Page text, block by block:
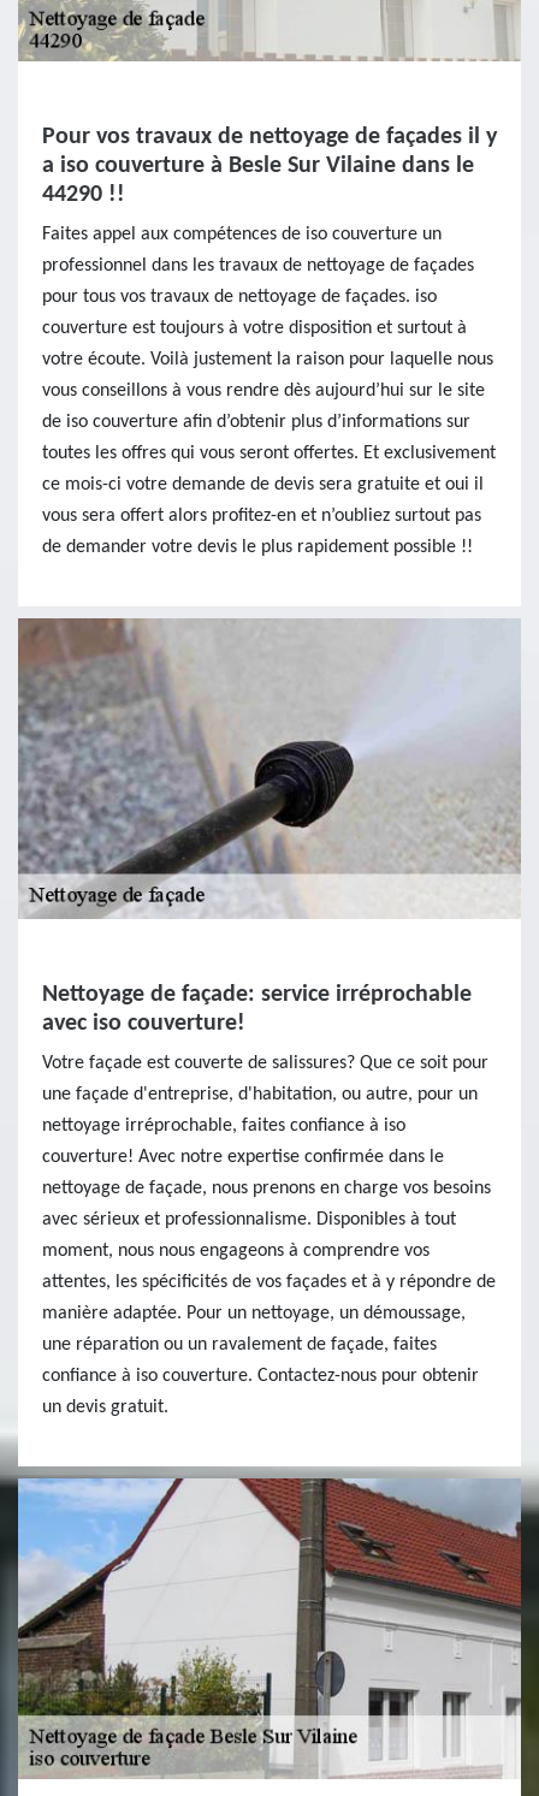
Pour vos travaux de nettoyage de façades il y
a iso couverture à Besle Sur Vilaine dans le
44290 !!
Faites appel aux compétences de iso couverture un
professionnel dans les travaux de nettoyage de façades
pour tous vos travaux de nettoyage de façades. iso
couverture est toujours à votre disposition et surtout à
votre écoute. Voilà justement la raison pour laquelle nous
vous conseillons à vous rendre dès aujourd’hui sur le site
de iso couverture afin d’obtenir plus d’informations sur
toutes les offres qui vous seront offertes. Et exclusivement
ce mois-ci votre demande de devis sera gratuite et oui il
vous sera offert alors profitez-en et n’oubliez surtout pas
de demander votre devis le plus rapidement possible !!
Nettoyage de façade: service irréprochable
avec iso couverture!
Votre façade est couverte de salissures? Que ce soit pour
une façade d'entreprise, d'habitation, ou autre, pour un
nettoyage irréprochable, faites confiance à iso
couverture! Avec notre expertise confirmée dans le
nettoyage de façade, nous prenons en charge vos besoins
avec sérieux et professionnalisme. Disponibles à tout
moment, nous nous engageons à comprendre vos
attentes, les spécificités de vos façades et à y répondre de
manière adaptée. Pour un nettoyage, un démoussage,
une réparation ou un ravalement de façade, faites
confiance à iso couverture. Contactez-nous pour obtenir
un devis gratuit.